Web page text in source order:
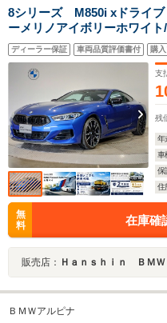
8シリーズ M850i xドライ
ーメリノアイボリーホワイ
ルーフライニング レーザー
リスタルフィニッシュ シー
シート ブラックキドニー
ディーラー保証 車両品質評価書付 購
支
残
年
車
保
住
無
料
在庫確
販売店： Ｈａｎｓｈｉｎ ＢＭＷ ＢＭＷ
ＢＭＷアルピナ